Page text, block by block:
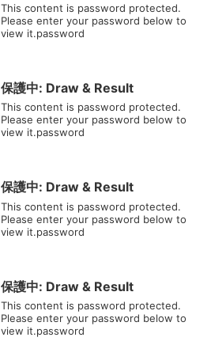
This content is password protected.
Please enter your password below to
view it.password
保護中: Draw & Result
This content is password protected.
Please enter your password below to
view it.password
保護中: Draw & Result
This content is password protected.
Please enter your password below to
view it.password
保護中: Draw & Result
This content is password protected.
Please enter your password below to
view it.password